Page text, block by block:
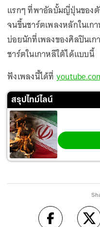
แรกๆ ที่พาอัลบั้มญี่ปุ่นของตั
จนขึ้นชาร์ตเพลงหลักในเก
บ่อยนักที่เพลงของศิลปินเ
ชาร์ตในเกาหลีใต้ได้แบบนี้
ฟังเพลงนี้ได้ที่
สรุปไทม์ไลน์